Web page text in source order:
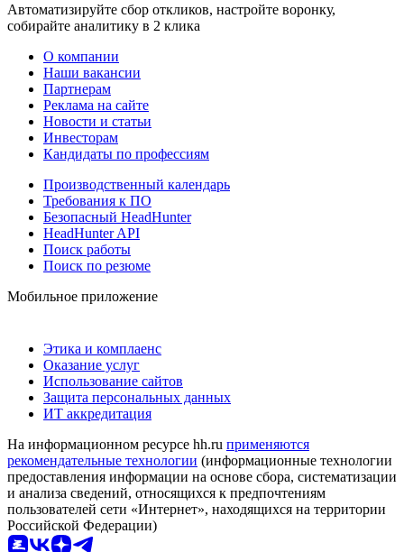
Автоматизируйте сбор откликов, настройте воронку,
собирайте аналитику в 2 клика
О компании
Наши вакансии
Партнерам
Реклама на сайте
Новости и статьи
Инвесторам
Кандидаты по профессиям
Производственный календарь
Требования к ПО
Безопасный HeadHunter
HeadHunter API
Поиск работы
Поиск по резюме
Мобильное приложение
Этика и комплаенс
Оказание услуг
Использование сайтов
Защита персональных данных
ИТ аккредитация
На информационном ресурсе hh.ru применяются
рекомендательные технологии (информационные технологии
предоставления информации на основе сбора, систематизации
и анализа сведений, относящихся к предпочтениям
пользователей сети «Интернет», находящихся на территории
Российской Федерации)